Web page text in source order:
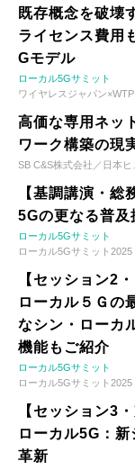
既存概念を破壊
ライセンス費用
Gモデル
ローカル5Gサミット
ワイヤレスジャパン
高価な専用ネッ
ワーク構築の現
SB C&S株式会社／日本
【基調講演・
5Gの更なる普及
ローカル5Gサミット
ローカル5Gサミット2025
【セッション2
ローカル５Ｇの
なシン・ローカ
機能もご紹介
ローカル5Gサミット
ローカル5Gサミット2025
【セッション3
ローカル5G：
革新